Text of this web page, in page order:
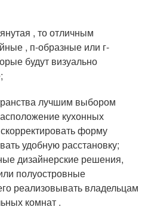
, то отличным
, п-образные или г-
будут визуально
лучшим выбором
кухонных
форму
удобную расстановку;
дизайнерские решения,
полуостровные
реализовывать владельцам
комнат .